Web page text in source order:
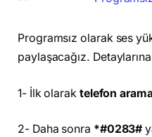
Programsız olarak ses
paylaşacağız.
1- İlk olarak telefon
2- Daha sonra *#0283#